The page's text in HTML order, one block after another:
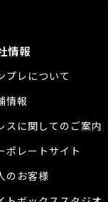
情報
プレについて
情報
スに関してのご案内
ポレートサイト
のお客様